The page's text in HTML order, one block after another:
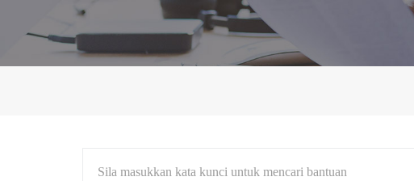
Sila masukkan kata kunci untuk mencari bantuan